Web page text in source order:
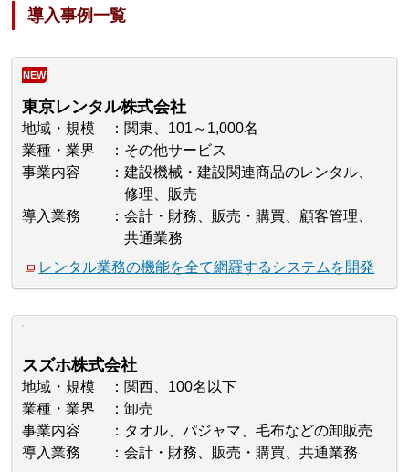
導入事例一覧
東京レンタル株式会社
地域・規模
関東、101～1,000名
業種・業界
その他サービス
事業内容
建設機械・建設関連商品のレンタル、
修理、販売
導入業務
会計・財務、販売・購買、顧客管理、
共通業務
レンタル業務の機能を全て網羅するシステムを開発
NEW
スズホ株式会社
地域・規模
関西、100名以下
業種・業界
卸売
事業内容
タオル、パジャマ、毛布などの卸販売
導入業務
会計・財務、販売・購買、共通業務